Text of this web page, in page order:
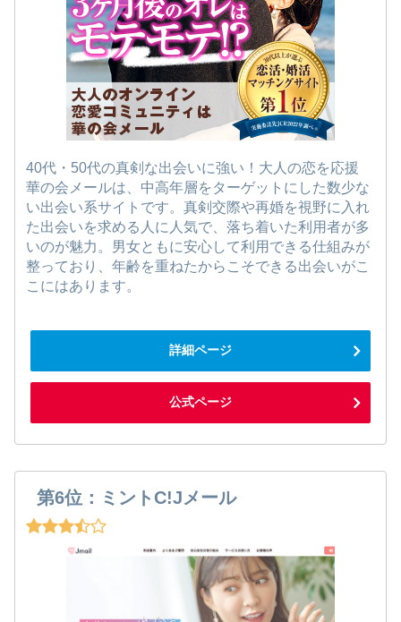
40代・50代の真剣な出会いに強い！大人の恋を応援
華の会メールは、中高年層をターゲットにした数少な
い出会い系サイトです。真剣交際や再婚を視野に入れ
た出会いを求める人に人気で、落ち着いた利用者が多
いのが魅力。男女ともに安心して利用できる仕組みが
整っており、年齢を重ねたからこそできる出会いがこ
こにはあります。
詳細ページ
公式ページ
第6位：ミントC!Jメール